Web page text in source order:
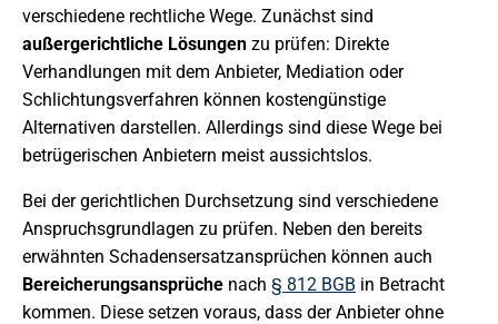
verschiedene rechtliche Wege. Zunächst sind
außergerichtliche Lösungen zu prüfen: Direkte
Verhandlungen mit dem Anbieter, Mediation oder
Schlichtungsverfahren können kostengünstige
Alternativen darstellen. Allerdings sind diese Wege bei
betrügerischen Anbietern meist aussichtslos.
Bei der gerichtlichen Durchsetzung sind verschiedene
Anspruchsgrundlagen zu prüfen. Neben den bereits
erwähnten Schadensersatzansprüchen können auch
Bereicherungsansprüche nach § 812 BGB in Betracht
kommen. Diese setzen voraus, dass der Anbieter ohne